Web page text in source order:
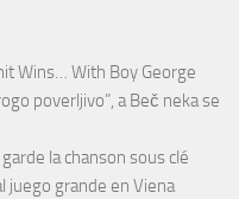
Wins… With Boy George
poverljivo”, a Beč neka se
la chanson sous clé
juego grande en Viena